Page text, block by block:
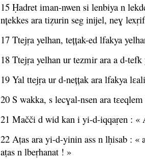
15 Ḥadret iman-nwen si lenbiya n
nțekkes ara tiẓurin seg inijel, neɣ
17 Ttejṛa yelhan, tețțak-ed lfakya
18 Ttejṛa yelhan ur tezmir ara a d-
19 Yal ttejṛa ur d-nețțak ara lfakya
20 S wakka, s lecɣal-nsen ara
21 Mačči d wid kan i yi-d-iqqaṛen : «
22 Aṭas ara yi-d-yinin ass n lḥisab : «
aṭas n lbeṛhanat ! »